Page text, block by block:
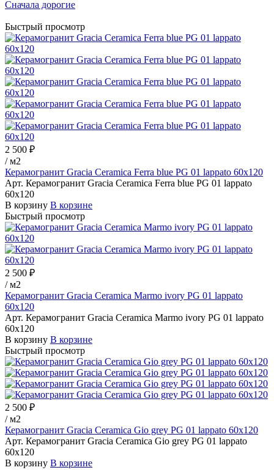
Сначала дорогие
Быстрый просмотр
2 500 ₽
/ м2
Керамогранит Gracia Ceramica Ferra blue PG 01 lappato 60х120
Арт. Керамогранит Gracia Ceramica Ferra blue PG 01 lappato
60х120
В корзину В корзине
Быстрый просмотр
2 500 ₽
/ м2
Керамогранит Gracia Ceramica Marmo ivory PG 01 lappato
60х120
Арт. Керамогранит Gracia Ceramica Marmo ivory PG 01 lappato
60х120
В корзину В корзине
Быстрый просмотр
2 500 ₽
/ м2
Керамогранит Gracia Ceramica Gio grey PG 01 lappato 60х120
Арт. Керамогранит Gracia Ceramica Gio grey PG 01 lappato
60х120
В корзину В корзине